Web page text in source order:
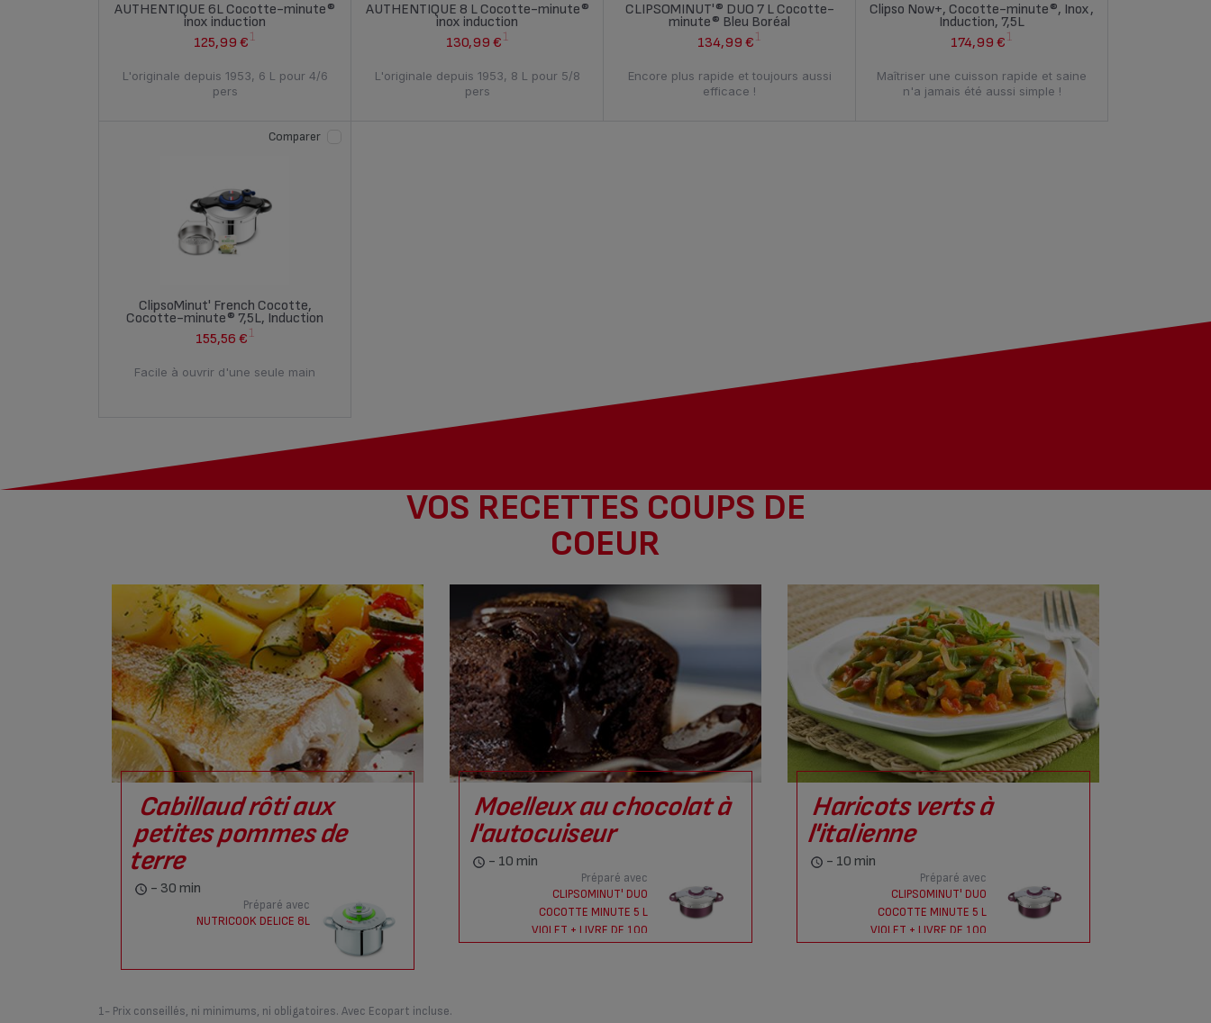
AUTHENTIQUE 6L Cocotte-minute®
inox induction
125,99 €1
L'originale depuis 1953, 6 L pour 4/6
pers
AUTHENTIQUE 8 L Cocotte-minute®
inox induction
130,99 €1
L'originale depuis 1953, 8 L pour 5/8
pers
CLIPSOMINUT'® DUO 7 L Cocotte-
minute® Bleu Boréal
134,99 €1
Encore plus rapide et toujours aussi
efficace !
Clipso Now+, Cocotte-minute®, Inox,
Induction, 7,5L
174,99 €1
Maîtriser une cuisson rapide et saine
n'a jamais été aussi simple !
ClipsoMinut' French Cocotte,
Cocotte-minute® 7,5L, Induction
155,56 €1
Facile à ouvrir d'une seule main
Comparer
VOS RECETTES COUPS DE
COEUR
Cabillaud rôti aux
petites pommes de
terre
- 30 min
Préparé avec
NUTRICOOK DELICE 8L
Moelleux au chocolat à
l'autocuiseur
- 10 min
Préparé avec
CLIPSOMINUT' DUO
COCOTTE MINUTE 5 L
VIOLET + LIVRE DE 100
Haricots verts à
l'italienne
- 10 min
Préparé avec
CLIPSOMINUT' DUO
COCOTTE MINUTE 5 L
VIOLET + LIVRE DE 100
1- Prix conseillés, ni minimums, ni obligatoires. Avec Ecopart incluse.